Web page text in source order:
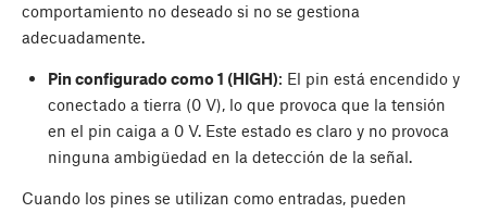
comportamiento no deseado si no se gestiona
adecuadamente.
Pin configurado como 1 (HIGH): El pin está encendido y
conectado a tierra (0 V), lo que provoca que la tensión
en el pin caiga a 0 V. Este estado es claro y no provoca
ninguna ambigüedad en la detección de la señal.
Cuando los pines se utilizan como entradas, pueden